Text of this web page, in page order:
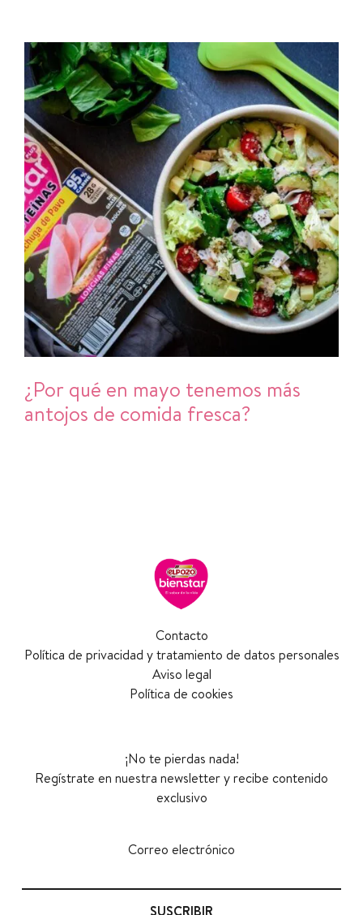
¿Por qué en mayo tenemos más
antojos de comida fresca?
Contacto
Política de privacidad y tratamiento de datos personales
Aviso legal
Política de cookies
¡No te pierdas nada!
Regístrate en nuestra newsletter y recibe contenido
exclusivo
Correo electrónico
SUSCRIBIR